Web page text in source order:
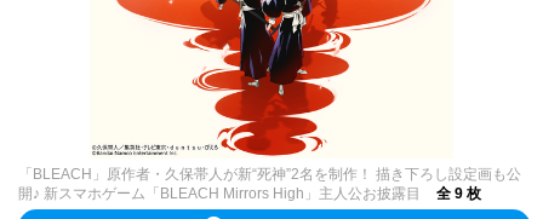
「BLEACH」原作者・久保帯人が新“死神”2名を制作！ 描き下ろし設定画も公
開♪ 新スマホゲーム「BLEACH Mirrors High」主人公お披露目
全 9 枚